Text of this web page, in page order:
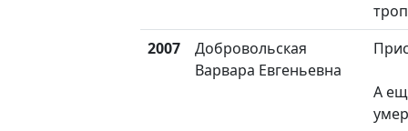
2007
Добровольская
Варвара Евгеньевна
А